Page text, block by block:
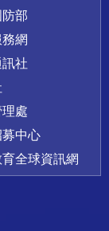
部
網
社
處
募中心
全球資訊網